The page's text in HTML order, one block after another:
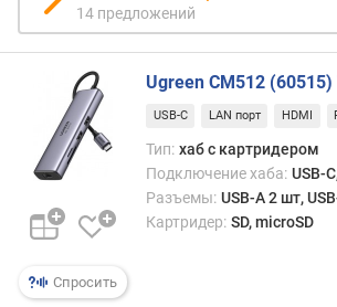
14 предложений
Спросить
Ugreen CM512 (60515)
USB-C LAN порт HDMI
Тип: хаб с картридером
Подключение хаба: USB-
Разъемы: USB-A 2 шт,
Картридер: SD, microSD